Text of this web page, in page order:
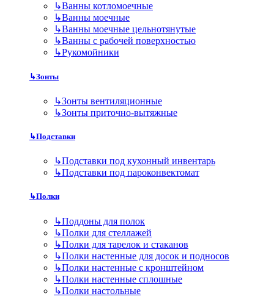
↳Ванны котломоечные
↳Ванны моечные
↳Ванны моечные цельнотянутые
↳Ванны с рабочей поверхностью
↳Рукомойники
↳Зонты
↳Зонты вентиляционные
↳Зонты приточно-вытяжные
↳Подставки
↳Подставки под кухонный инвентарь
↳Подставки под пароконвектомат
↳Полки
↳Поддоны для полок
↳Полки для стеллажей
↳Полки для тарелок и стаканов
↳Полки настенные для досок и подносов
↳Полки настенные с кронштейном
↳Полки настенные сплошные
↳Полки настольные